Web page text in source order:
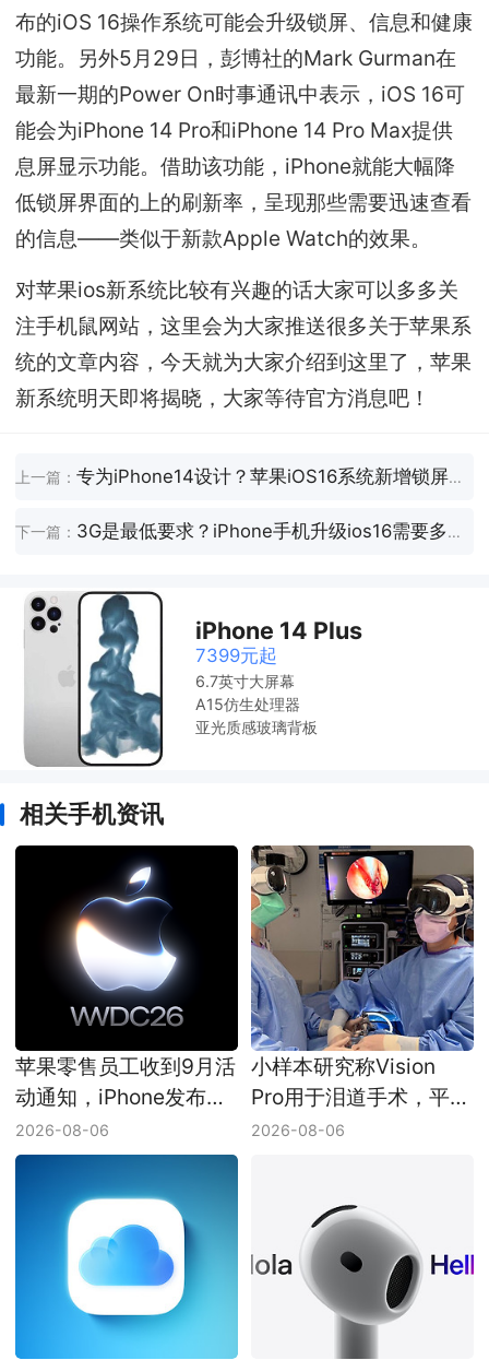
布的iOS 16操作系统可能会升级锁屏、信息和健康
功能。另外5月29日，彭博社的Mark Gurman在
最新一期的Power On时事通讯中表示，iOS 16可
能会为iPhone 14 Pro和iPhone 14 Pro Max提供
息屏显示功能。借助该功能，iPhone就能大幅降
低锁屏界面的上的刷新率，呈现那些需要迅速查看
的信息——类似于新款Apple Watch的效果。
对苹果ios新系统比较有兴趣的话大家可以多多关
注手机鼠网站，这里会为大家推送很多关于苹果系
统的文章内容，今天就为大家介绍到这里了，苹果
新系统明天即将揭晓，大家等待官方消息吧！
上一篇：专为iPhone14设计？苹果iOS16系统新增锁屏小组件
下一篇： 3G是最低要求？iPhone手机升级ios16需要多大空间
iPhone 14 Plus
7399元起
6.7英寸大屏幕
A15仿生处理器
亚光质感玻璃背板
相关手机资讯
苹果零售员工收到9月活
动通知，iPhone发布会
日期仍未官宣
2026-08-06
小样本研究称Vision
Pro用于泪道手术，平均
耗时少了8分钟
2026-08-06